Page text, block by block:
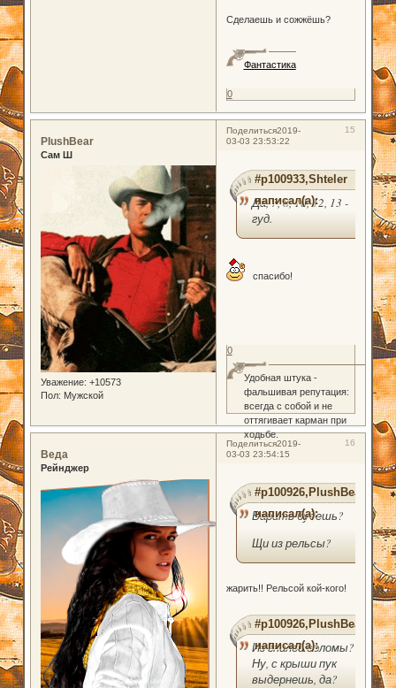
Сделаешь и сожжёшь?
Фантастика
0
Поделиться 15
2019-
03-03 23:53:22
PlushBear
Сам Ш
Уважение: +10573
Пол: Мужской
#p100933,Shteler
написал(а):
Да, 7, 8, 10, 12, 13 -
гуд.
спасибо!
Удобная штука -
фальшивая репутация:
всегда с собой и не
оттягивает карман при
ходьбе.
0
Поделиться 16
2019-
03-03 23:54:15
Веда
Рейнджер
#p100926,PlushBear
написал(а):
Варить будешь?
Щи из рельсы?
жарить!! Рельсой кой-кого!
#p100926,PlushBear
написал(а):
Из гнилой соломы?
Ну, с крыши пук
выдернешь, да?